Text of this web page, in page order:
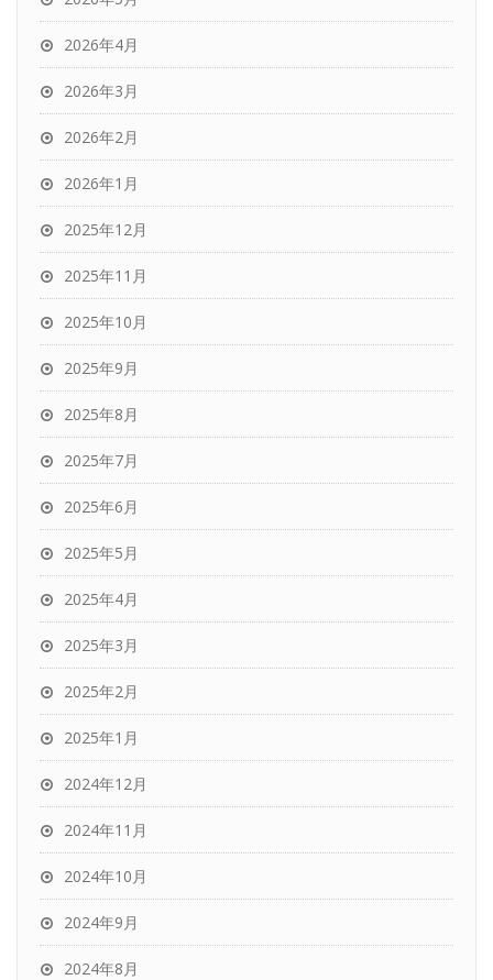
2026年4月
2026年3月
2026年2月
2026年1月
2025年12月
2025年11月
2025年10月
2025年9月
2025年8月
2025年7月
2025年6月
2025年5月
2025年4月
2025年3月
2025年2月
2025年1月
2024年12月
2024年11月
2024年10月
2024年9月
2024年8月